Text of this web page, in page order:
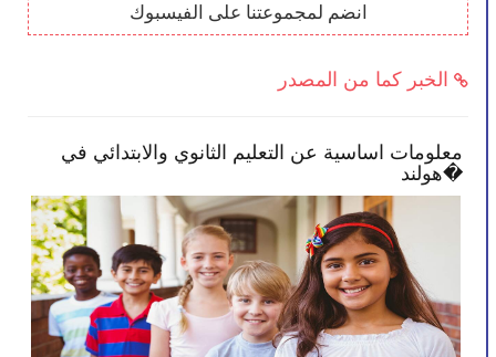
انضم لمجموعتنا على الفيسبوك
الخبر كما من المصدر
معلومات اساسية عن التعليم الثانوي والابتدائي في
هولند�